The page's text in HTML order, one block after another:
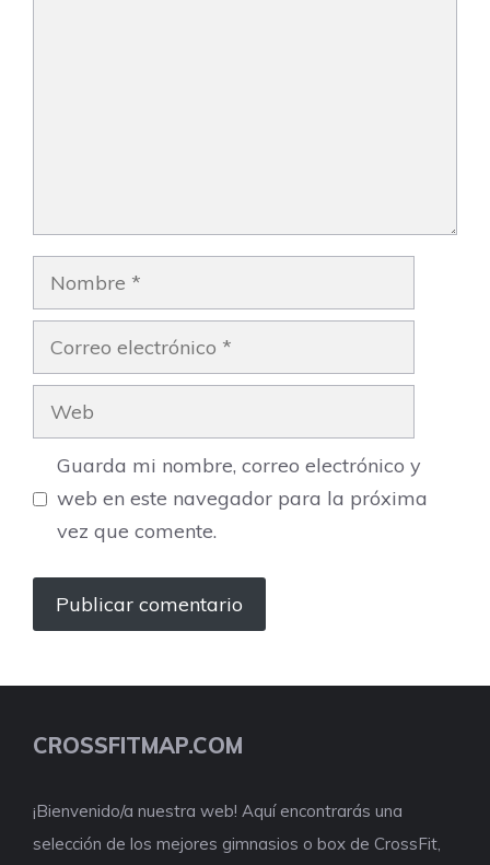
Nombre
Correo
electrónico
Web
Guarda mi nombre, correo electrónico y
web en este navegador para la próxima
vez que comente.
CROSSFITMAP.COM
¡Bienvenido/a nuestra web! Aquí encontrarás una
selección de los mejores gimnasios o box de CrossFit,